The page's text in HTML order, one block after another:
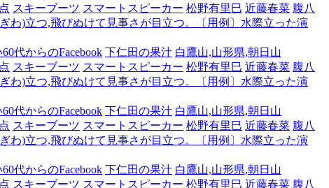
スキーブーツ スマートスピーカー 松野有里巳 近藤春菜 腹八
わ)立つ,飛びぬけて見事さが目立つ。〔用例〕水際立った演
代からのFacebook 下仁田の果汁 白鷹山,山形県,朝日山
スキーブーツ スマートスピーカー 松野有里巳 近藤春菜 腹八
わ)立つ,飛びぬけて見事さが目立つ。〔用例〕水際立った演
代からのFacebook 下仁田の果汁 白鷹山,山形県,朝日山
スキーブーツ スマートスピーカー 松野有里巳 近藤春菜 腹八
わ)立つ,飛びぬけて見事さが目立つ。〔用例〕水際立った演
代からのFacebook 下仁田の果汁 白鷹山,山形県,朝日山
スキーブーツ スマートスピーカー 松野有里巳 近藤春菜 腹八